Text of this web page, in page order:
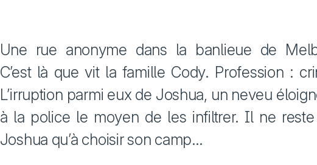
Une rue anonyme dans la banlieue de
C’est là que vit la famille Cody. Profession :
L’irruption parmi eux de Joshua, un neveu
à la police le moyen de les infiltrer. Il ne
Joshua qu’à choisir son camp…